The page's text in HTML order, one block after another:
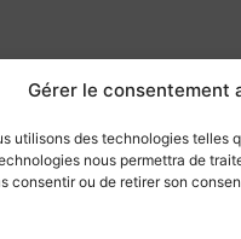
Gérer le consentement
utilisons des technologies
nous permettra de
consentir ou de retirer son